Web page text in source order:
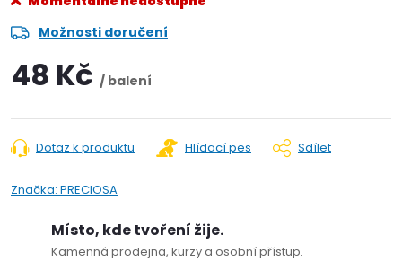
Možnosti doručení
48 Kč / balení
Dotaz k produktu Hlídací pes Sdílet
Značka: PRECIOSA
Místo, kde tvoření žije.
Kamenná prodejna, kurzy a osobní přístup.